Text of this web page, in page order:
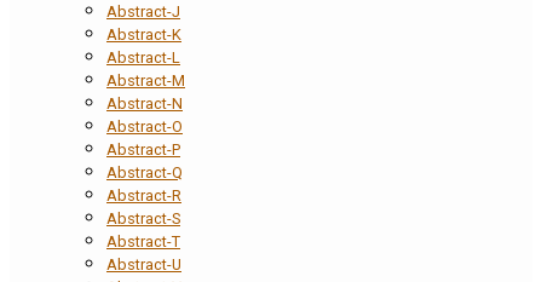
Abstract-J
Abstract-K
Abstract-L
Abstract-M
Abstract-N
Abstract-O
Abstract-P
Abstract-Q
Abstract-R
Abstract-S
Abstract-T
Abstract-U